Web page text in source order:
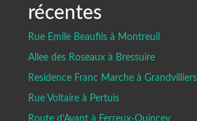
récentes
Rue Emile Beaufils à Montreuil
Allee des Roseaux à Bressuire
Residence Franc Marche à Grandvilliers
Rue Voltaire à Pertuis
Route d’Avant à Ferreux-Quincey